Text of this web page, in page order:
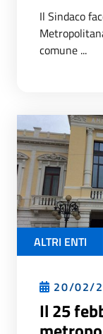
Il Sindaco
comune ...
ALTRI ENTI
20/02/
Il 25